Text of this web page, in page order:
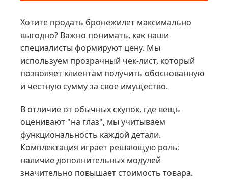
Хотите продать бронежилет максимально
выгодно? Важно понимать, как наши
специалисты формируют цену. Мы
используем прозрачный чек-лист, который
позволяет клиентам получить обоснованную
и честную сумму за свое имущество.
В отличие от обычных скупок, где вещь
оценивают "на глаз", мы учитываем
функциональность каждой детали.
Комплектация играет решающую роль:
наличие дополнительных модулей
значительно повышает стоимость товара.